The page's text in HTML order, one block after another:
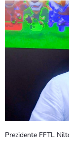
VÍDEO SIRA
EVENTU SIRA
TÉTUM
TÉTUM
Prezidente FFTL